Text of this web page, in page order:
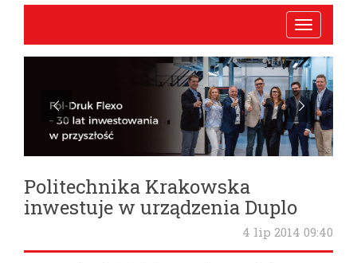
Toggle
navigation
Politechnika Krakowska
inwestuje w urządzenia Duplo
4 lip 2014 09:40